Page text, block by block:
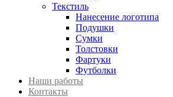
Текстиль
Нанесение логотипа
Подушки
Сумки
Толстовки
Фартуки
Футболки
Наши работы
Контакты